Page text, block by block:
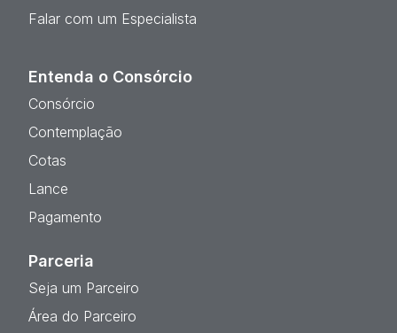
Falar com um Especialista
Entenda o Consórcio
Consórcio
Contemplação
Cotas
Lance
Pagamento
Parceria
Seja um Parceiro
Área do Parceiro